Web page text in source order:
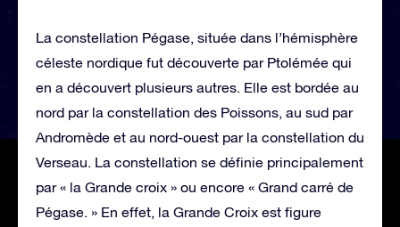
La constellation Pégase, située dans l’hémisphère
céleste nordique fut découverte par Ptolémée qui
en a découvert plusieurs autres. Elle est bordée au
nord par la constellation des Poissons, au sud par
Andromède et au nord-ouest par la constellation du
Verseau. La constellation se définie principalement
par « la Grande croix » ou encore « Grand carré de
Pégase. » En effet, la Grande Croix est figure